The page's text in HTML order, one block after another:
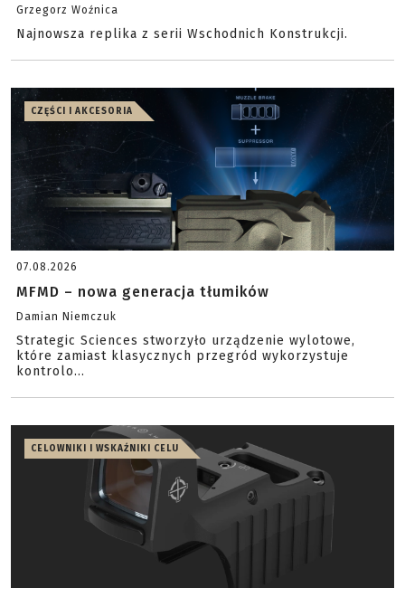
Grzegorz Woźnica
Najnowsza replika z serii Wschodnich Konstrukcji.
CZĘŚCI I AKCESORIA
07.08.2026
MFMD – nowa generacja tłumików
Damian Niemczuk
Strategic Sciences stworzyło urządzenie wylotowe,
które zamiast klasycznych przegród wykorzystuje
kontrolo...
CELOWNIKI I WSKAŹNIKI CELU